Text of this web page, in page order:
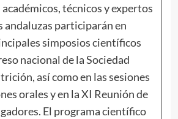
técnicos y expertos
participarán en
simposios científicos
nacional de la Sociedad
así como en las sesiones
orales y en la XI Reunión de
El programa científico